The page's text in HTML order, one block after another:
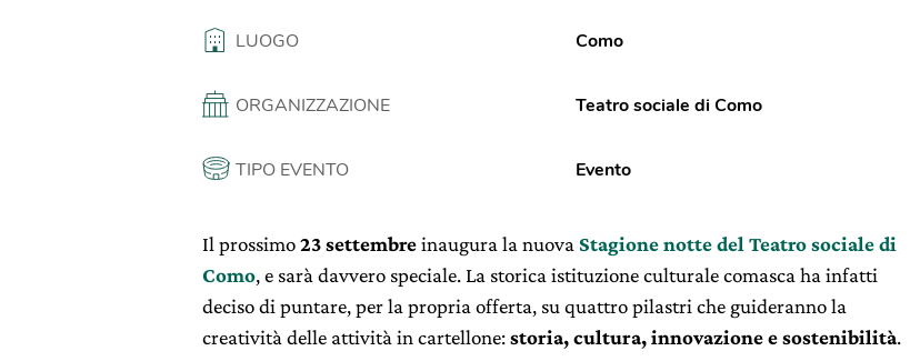
LUOGO Como
ORGANIZZAZIONE Teatro sociale di Como
TIPO EVENTO Evento
Il prossimo23 settembreinaugura la nuova Stagione notte del Teatro sociale di
Como, e sarà davvero speciale. La storica istituzione culturale comasca ha infatti
deciso di puntare, per la propria offerta, su quattro pilastri che guideranno la
creatività delle attività in cartellone:storia, cultura, innovazione e sostenibilità.